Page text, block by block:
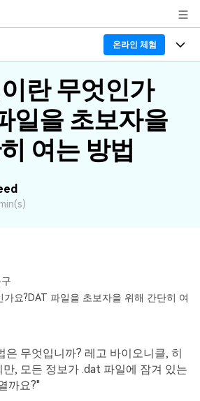
온라인 체험
AI
랫폼 AI 복원 및 향상 도구
메일 복구 솔루션
가
자세히 보기
상, 사진, 문서 및 오디오 파일의 복
메일
로그인
란 무엇인가
일을 초보자을
여는 방법
가요?DAT 파일을 초보자을 위해 간단히 여
은 무엇입니까? 레고 바이오니클, 히
, 모든 정보가 .dat 파일에 잠겨 있는
까요?"